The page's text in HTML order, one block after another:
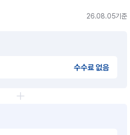
26.08.05기준
수수료 없음